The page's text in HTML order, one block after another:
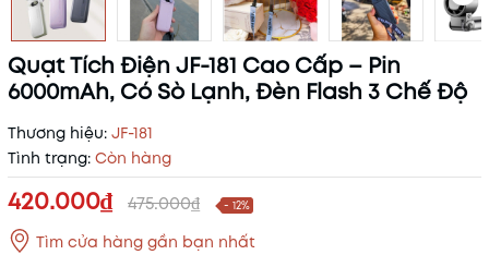
Quạt Tích Điện JF-181 Cao Cấp – Pin
6000mAh, Có Sò Lạnh, Đèn Flash 3 Chế Độ
Thương hiệu: JF-181
Tình trạng: Còn hàng
420.000₫ 475.000₫ - 12%
Tìm cửa hàng gần bạn nhất